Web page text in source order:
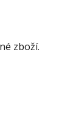
zboží.